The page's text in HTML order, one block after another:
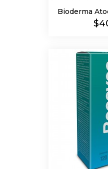
Bioderma